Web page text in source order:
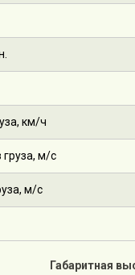
км/ч
груза, м/с
м/с
Габаритная